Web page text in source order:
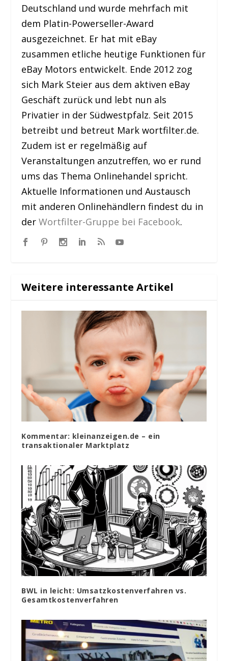
Deutschland und wurde mehrfach mit
dem Platin-Powerseller-Award
ausgezeichnet. Er hat mit eBay
zusammen etliche heutige Funktionen für
eBay Motors entwickelt. Ende 2012 zog
sich Mark Steier aus dem aktiven eBay
Geschäft zurück und lebt nun als
Privatier in der Südwestpfalz. Seit 2015
betreibt und betreut Mark wortfilter.de.
Zudem ist er regelmäßig auf
Veranstaltungen anzutreffen, wo er rund
ums das Thema Onlinehandel spricht.
Aktuelle Informationen und Austausch
mit anderen Onlinehändlern findest du in
derWortfilter-Gruppe bei Facebook.
Weitere interessante Artikel
Kommentar: kleinanzeigen.de – ein
transaktionaler Marktplatz
BWL in leicht: Umsatzkostenverfahren vs.
Gesamtkostenverfahren